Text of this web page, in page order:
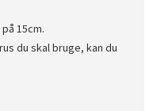
15cm.
du skal bruge, kan du